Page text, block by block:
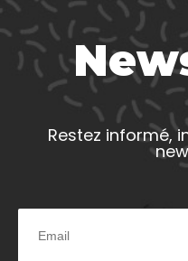
Restez informé,